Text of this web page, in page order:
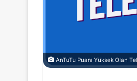
AnTuTu Puanı Yüksek Olan